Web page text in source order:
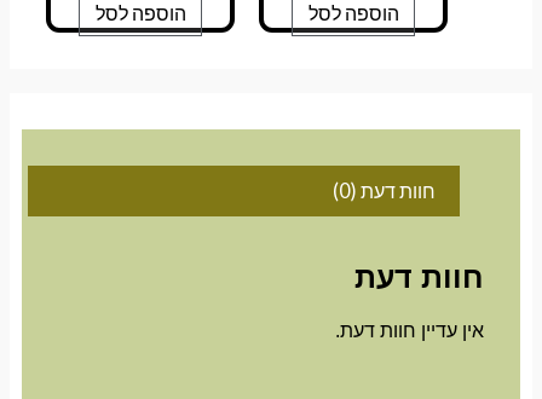
הוספה לסל הוספה לסל
חוות דעת (0)
חוות דעת
אין עדיין חוות דעת.